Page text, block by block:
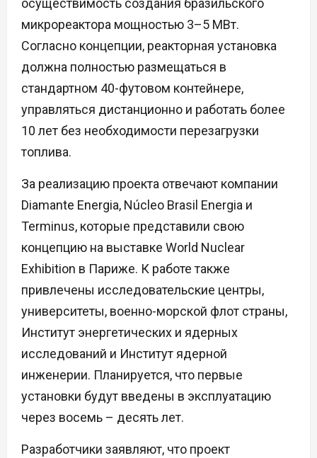
осуществимость создания бразильского
микрореактора мощностью 3–5 МВт.
Согласно концепции, реакторная установка
должна полностью размещаться в
стандартном 40-футовом контейнере,
управляться дистанционно и работать более
10 лет без необходимости перезагрузки
топлива.
За реализацию проекта отвечают компании
Diamante Energia, Núcleo Brasil Energia и
Terminus, которые представили свою
концепцию на выставке World Nuclear
Exhibition в Париже. К работе также
привлечены исследовательские центры,
университеты, военно-морской флот страны,
Институт энергетических и ядерных
исследований и Институт ядерной
инженерии. Планируется, что первые
установки будут введены в эксплуатацию
через восемь – десять лет.
Разработчики заявляют, что проект